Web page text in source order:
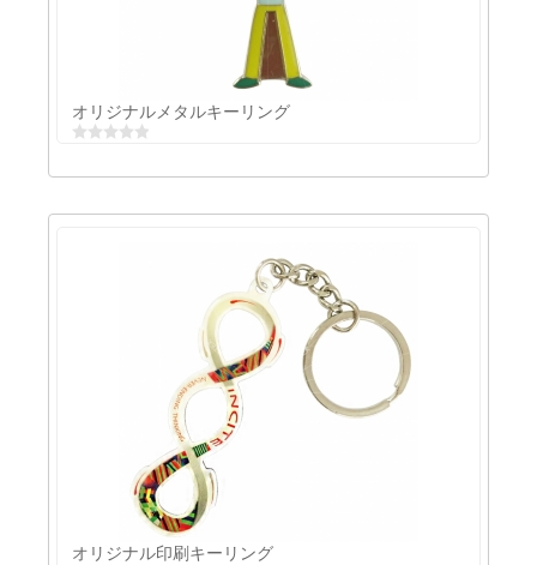
オフセット印刷キーチェーン
オリジナルメタルキーリング
オリジナルメタルキーリング
オリジナル印刷キーリング